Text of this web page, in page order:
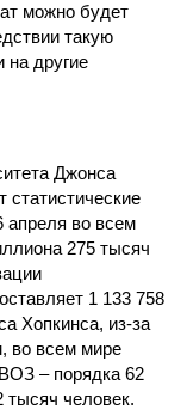
можно будет
такую
на другие
Джонса
статистические
апреля во всем
275 тысяч
1 133 758
Хопкинса, из-за
во всем мире
– порядка 62
человек.